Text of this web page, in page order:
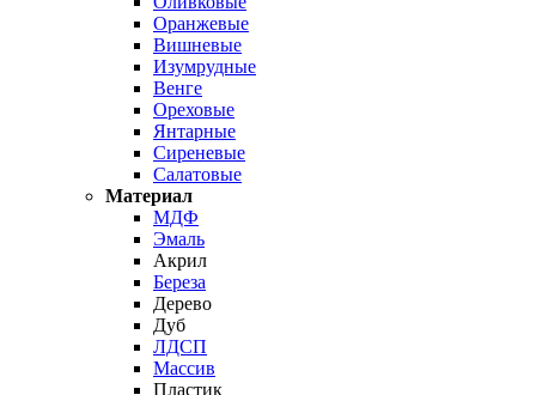
Оранжевые
Вишневые
Изумрудные
Венге
Ореховые
Янтарные
Сиреневые
Салатовые
Материал
МДФ
Эмаль
Акрил
Береза
Дерево
Дуб
ЛДСП
Массив
Пластик